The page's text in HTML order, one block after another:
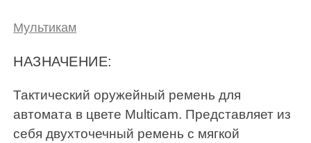
Мультикам
НАЗНАЧЕНИЕ:
Тактический оружейный ремень для
автомата в цвете Multicam. Представляет из
себя двухточечный ремень с мягкой